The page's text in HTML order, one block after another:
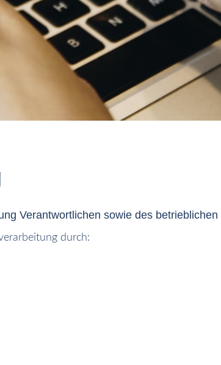
Verantwortlichen sowie des
durch: